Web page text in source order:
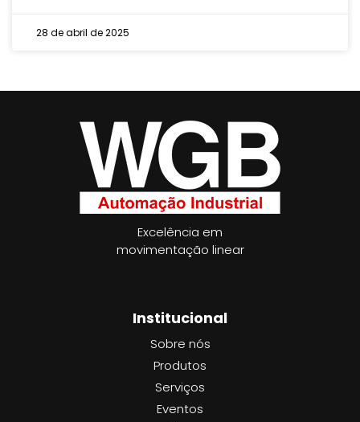
28 de abril de 2025
Excelência em
movimentação linear
Institucional
Sobre nós
Produtos
Serviços
Eventos